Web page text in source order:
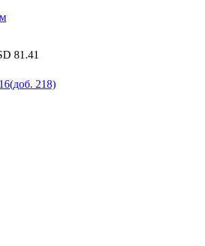
81.41
(доб. 218)